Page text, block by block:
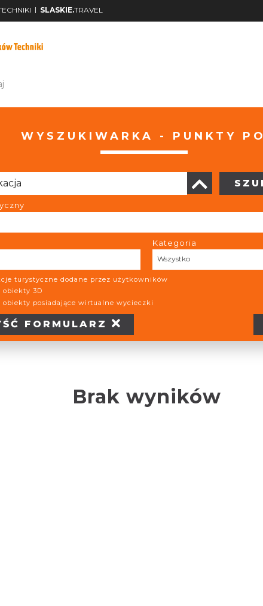
| SLASKIE.TRAVEL
WYSZUKIWARKA - PUNKTY
Kategoria
Wszystko
Kategoria
turystyczne dodane przez użytkowników
obiekty 3D
obiekty posiadające wirtualne wycieczki
FORMULARZ
Brak wyników